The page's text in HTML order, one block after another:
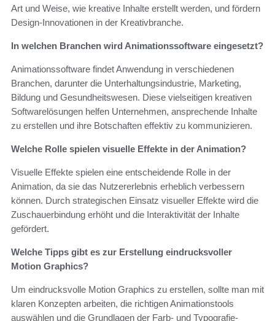
Art und Weise, wie kreative Inhalte erstellt werden, und fördern
Design-Innovationen in der Kreativbranche.
In welchen Branchen wird Animationssoftware eingesetzt?
Animationssoftware findet Anwendung in verschiedenen
Branchen, darunter die Unterhaltungsindustrie, Marketing,
Bildung und Gesundheitswesen. Diese vielseitigen kreativen
Softwarelösungen helfen Unternehmen, ansprechende Inhalte
zu erstellen und ihre Botschaften effektiv zu kommunizieren.
Welche Rolle spielen visuelle Effekte in der Animation?
Visuelle Effekte spielen eine entscheidende Rolle in der
Animation, da sie das Nutzererlebnis erheblich verbessern
können. Durch strategischen Einsatz visueller Effekte wird die
Zuschauerbindung erhöht und die Interaktivität der Inhalte
gefördert.
Welche Tipps gibt es zur Erstellung eindrucksvoller
Motion Graphics?
Um eindrucksvolle Motion Graphics zu erstellen, sollte man mit
klaren Konzepten arbeiten, die richtigen Animationstools
auswählen und die Grundlagen der Farb- und Typografie-